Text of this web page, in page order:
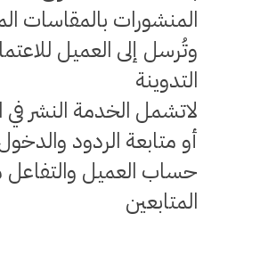
المنشورات بالمقاسات
وتُرسل إلى العميل
التدوينة
لاتشمل الخدمة النشر
أو متابعة الردود
حساب العميل
المتابعين